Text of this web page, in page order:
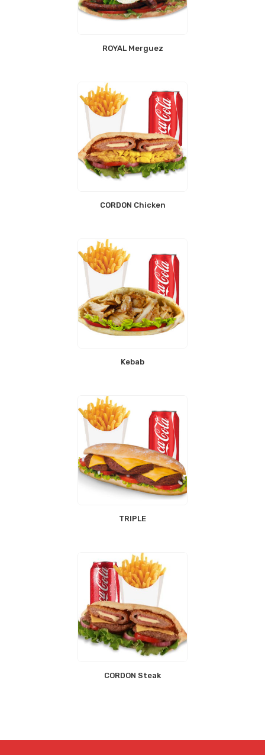
ROYAL Merguez
CORDON Chicken
Kebab
TRIPLE
CORDON Steak